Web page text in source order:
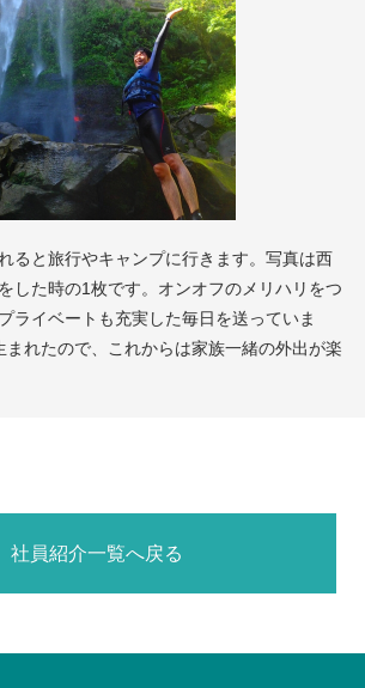
ると旅行やキャンプに行きます。写真は西
した時の1枚です。オンオフのメリハリをつ
ライベートも充実した毎日を送っていま
れたので、これからは家族一緒の外出が楽
社員紹介一覧へ戻る